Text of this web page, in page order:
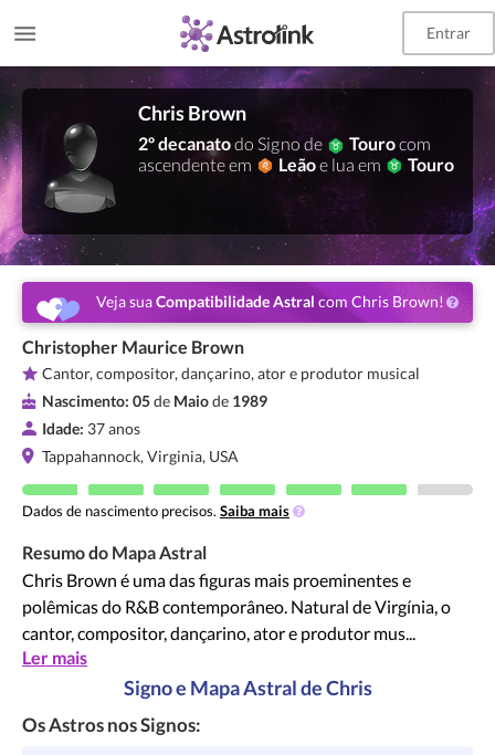
Entrar
Chris Brown
2º decanatodo Signo de Tourocom
ascendente em
Leãoe lua em Touro
Veja suaCompatibilidade Astral com Chris Brown!
Christopher Maurice Brown
Cantor, compositor, dançarino, ator e produtor musical
Nascimento: 05de Maiode 1989
Idade: 37 anos
Tappahannock, Virginia, USA
Dados de nascimento precisos. Saiba mais
Resumo do Mapa Astral
Chris Brown é uma das figuras mais proeminentes e
polêmicas do R&B contemporâneo. Natural de Virgínia, o
cantor, compositor, dançarino, ator e produtor mus...
Ler mais
Signo e Mapa Astral de Chris
Os Astros nos Signos: